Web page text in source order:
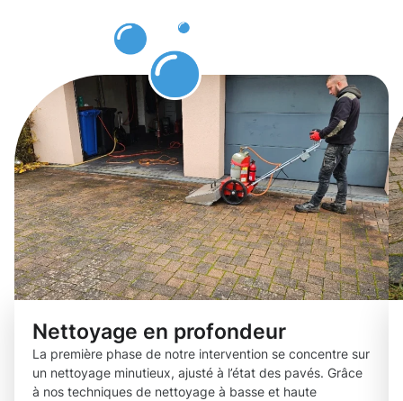
Nettoyage en profondeur
La première phase de notre intervention se concentre sur
un nettoyage minutieux, ajusté à l’état des pavés. Grâce
à nos techniques de nettoyage à basse et haute